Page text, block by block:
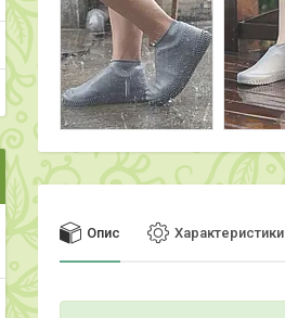
Опис Характеристики